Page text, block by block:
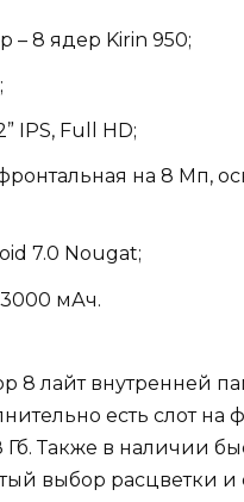
– 8 ядер Kirin 950;
IPS, Full HD;
на 8 Мп,
7.0 Nougat;
3000 мАч.
8 лайт внутренней
есть слот на
Гб. Также в наличии
выбор расцветки и